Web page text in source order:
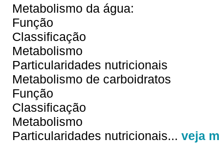
Metabolismo da água:
Função
Classificação
Metabolismo
Particularidades nutricionais
Metabolismo de carboidratos
Função
Classificação
Metabolismo
Particularidades nutricionais... veja